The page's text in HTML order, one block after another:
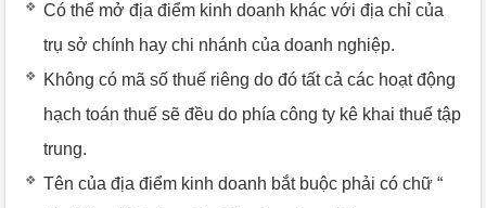
Có thể mở địa điểm kinh doanh khác với địa chỉ của
trụ sở chính hay chi nhánh của doanh nghiệp.
Không có mã số thuế riêng do đó tất cả các hoạt động
hạch toán thuế sẽ đều do phía công ty kê khai thuế tập
trung.
Tên của địa điểm kinh doanh bắt buộc phải có chữ “